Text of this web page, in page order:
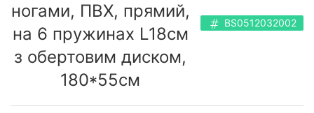
ногами, ПВХ, прямий,
на 6 пружинах L18cм
з обертовим диском,
180*55см
BS0512032002